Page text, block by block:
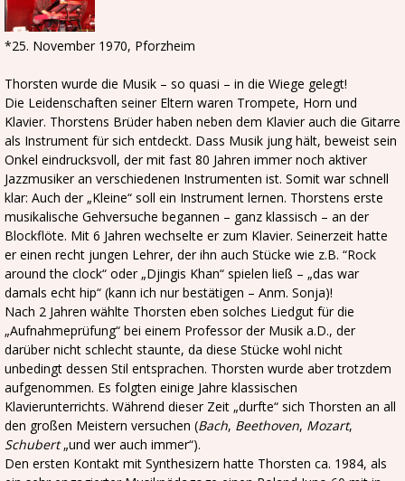
*25. November 1970, Pforzheim
Thorsten wurde die Musik – so quasi – in die Wiege gelegt!
Die Leidenschaften seiner Eltern waren Trompete, Horn und
Klavier. Thorstens Brüder haben neben dem Klavier auch die Gitarre
als Instrument für sich entdeckt. Dass Musik jung hält, beweist sein
Onkel eindrucksvoll, der mit fast 80 Jahren immer noch aktiver
Jazzmusiker an verschiedenen Instrumenten ist. Somit war schnell
klar: Auch der „Kleine“ soll ein Instrument lernen. Thorstens erste
musikalische Gehversuche begannen – ganz klassisch – an der
Blockflöte. Mit 6 Jahren wechselte er zum Klavier. Seinerzeit hatte
er einen recht jungen Lehrer, der ihn auch Stücke wie z.B. “Rock
around the clock“ oder „Djingis Khan“ spielen ließ – „das war
damals echt hip“ (kann ich nur bestätigen – Anm. Sonja)!
Nach 2 Jahren wählte Thorsten eben solches Liedgut für die
„Aufnahmeprüfung“ bei einem Professor der Musik a.D., der
darüber nicht schlecht staunte, da diese Stücke wohl nicht
unbedingt dessen Stil entsprachen. Thorsten wurde aber trotzdem
aufgenommen. Es folgten einige Jahre klassischen
Klavierunterrichts. Während dieser Zeit „durfte“ sich Thorsten an all
den großen Meistern versuchen (Bach, Beethoven, Mozart,
Schubert„und wer auch immer“).
Den ersten Kontakt mit Synthesizern hatte Thorsten ca. 1984, als